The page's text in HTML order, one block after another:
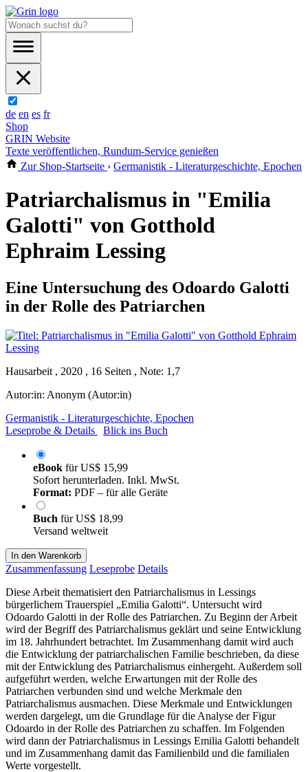
de en es fr
Shop
GRIN Website
Texte veröffentlichen, Rundum-Service genießen
Zur Shop-Startseite › Germanistik - Literaturgeschichte, Epochen
Patriarchalismus in "Emilia
Galotti" von Gotthold
Ephraim Lessing
Eine Untersuchung des Odoardo Galotti
in der Rolle des Patriarchen
Hausarbeit , 2020 , 16 Seiten , Note: 1,7
Autor:in: Anonym (Autor:in)
Germanistik - Literaturgeschichte, Epochen
Leseprobe & Details
Blick ins Buch
eBook fürUS$ 15,99
Sofort herunterladen. Inkl. MwSt.
Format: PDF – für alle Geräte
Buch fürUS$ 18,99
Versand weltweit
In den Warenkorb
Zusammenfassung Leseprobe Details
Diese Arbeit thematisiert den Patriarchalismus in Lessings
bürgerlichem Trauerspiel „Emilia Galotti“. Untersucht wird
Odoardo Galotti in der Rolle des Patriarchen. Zu Beginn der Arbeit
wird der Begriff des Patriarchalismus geklärt und seine Entwicklung
im 18. Jahrhundert betrachtet. Im Zusammenhang damit wird auch
die Entwicklung der patriarchalischen Familie beschrieben, da diese
mit der Entwicklung des Patriarchalismus einhergeht. Außerdem soll
aufgeführt werden, welche Erwartungen mit der Rolle des
Patriarchen verbunden sind und welche Merkmale den
Patriarchalismus ausmachen. Diese Merkmale und Entwicklungen
werden dargelegt, um die Grundlage für die Analyse der Figur
Odoardo in der Rolle des Patriarchen zu schaffen. Im Folgenden
wird dann der Patriarchalismus in Lessings Emilia Galotti behandelt
und im Zusammenhang damit das Familienbild und die familialen
Werte vorgestellt.